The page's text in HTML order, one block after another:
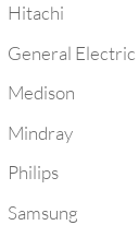
Hitachi
General Electric
Medison
Mindray
Philips
Samsung